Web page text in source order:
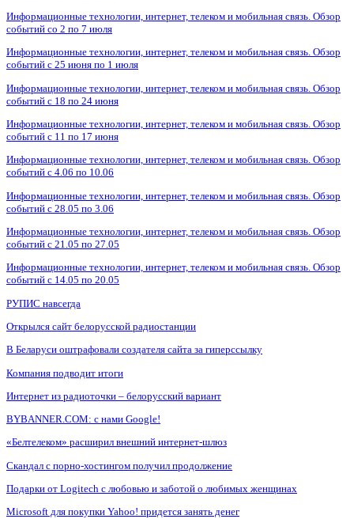
Информационные технологии, интернет, телеком и мобильная связь. Обзор
событий со 2 по 7 июля
Информационные технологии, интернет, телеком и мобильная связь. Обзор
событий с 25 июня по 1 июля
Информационные технологии, интернет, телеком и мобильная связь. Обзор
событий с 18 по 24 июня
Информационные технологии, интернет, телеком и мобильная связь. Обзор
событий с 11 по 17 июня
Информационные технологии, интернет, телеком и мобильная связь. Обзор
событий с 4.06 по 10.06
Информационные технологии, интернет, телеком и мобильная связь. Обзор
событий с 28.05 по 3.06
Информационные технологии, интернет, телеком и мобильная связь. Обзор
событий с 21.05 по 27.05
Информационные технологии, интернет, телеком и мобильная связь. Обзор
событий с 14.05 по 20.05
РУПИС навсегда
Открылся сайт белорусской радиостанции
В Беларуси оштрафовали создателя сайта за гиперссылку
Компания подводит итоги
Интернет из радиоточки – белорусский вариант
BYBANNER.COM: c нами Google!
«Белтелеком» расширил внешний интернет-шлюз
Скандал с порно-хостингом получил продолжение
Подарки от Logitech с любовью и заботой о любимых женщинах
Microsoft для покупки Yahoo! придется занять денег